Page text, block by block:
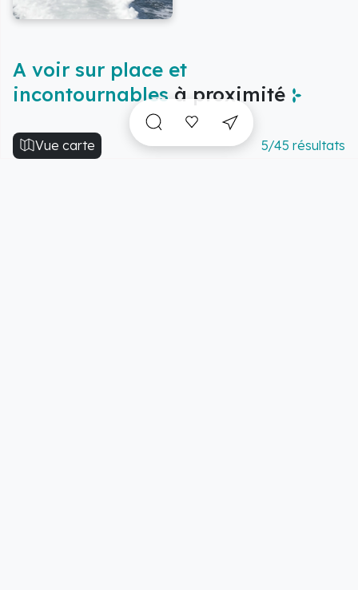
A voir sur place et
incontournables à proximité
Vue carte 5/45 résultats